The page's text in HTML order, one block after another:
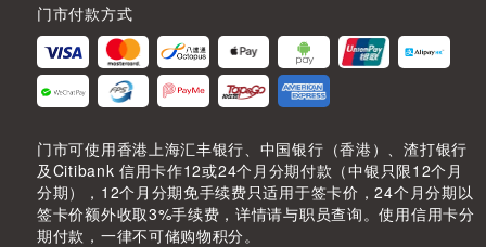
门市付款方式
门市可使用香港上海汇丰银行、中国银行（香港）、渣打银行
及Citibank 信用卡作12或24个月分期付款（中银只限12个月
分期），12个月分期免手续费只适用于签卡价，24个月分期以
签卡价额外收取3%手续费，详情请与职员查询。使用信用卡分
期付款，一律不可储购物积分。